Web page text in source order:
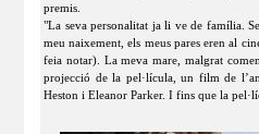
premis.
"La seva personalitat ja li ve de família.
meu naixement, els meus pares eren al
feia notar). La meva mare, malgrat
projecció de la pel·lícula, un film de
Heston i Eleanor Parker. I fins que la